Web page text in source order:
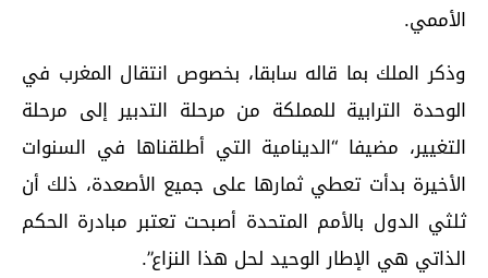
الأممي.
وذكر الملك بما قاله سابقا، بخصوص انتقال المغرب في
الوحدة الترابية للمملكة من مرحلة التدبير إلى مرحلة
التغيير، مضيفا “الدينامية التي أطلقناها في السنوات
الأخيرة بدأت تعطي ثمارها على جميع الأصعدة، ذلك أن
ثلثي الدول بالأمم المتحدة أصبحت تعتبر مبادرة الحكم
الذاتي هي الإطار الوحيد لحل هذا النزاع”.